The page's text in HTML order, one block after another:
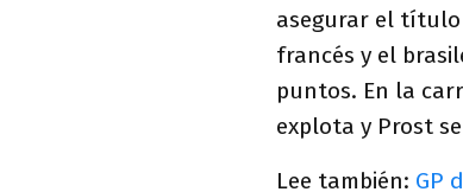
asegurar el
francés y el
puntos. En la
explota y Prost
Lee también: GP